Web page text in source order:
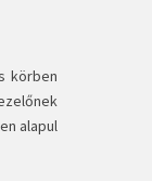
körben
alapul